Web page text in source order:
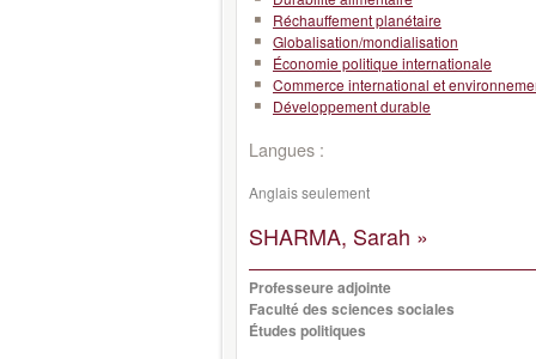
Réchauffement planétaire
Globalisation/mondialisation
Économie politique internationale
Commerce international et
Développement durable
Langues :
Anglais seulement
SHARMA, Sarah »
Professeure adjointe
Faculté des sciences sociales
Études politiques